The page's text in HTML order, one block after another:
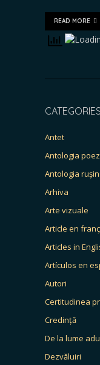
READ MORE
CATEGORIES
Antet
Antologia
Antologia
Arhiva
Arte vizuale
Article en
Articles in
Artículos en
Autori
Certitudinea
Credință
De la lume
Dezvăluiri